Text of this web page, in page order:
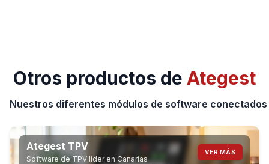
Otros productos de Ategest
Nuestros diferentes módulos de software
Ategest TPV
Software de TPV líder en Canarias
VER MÁS